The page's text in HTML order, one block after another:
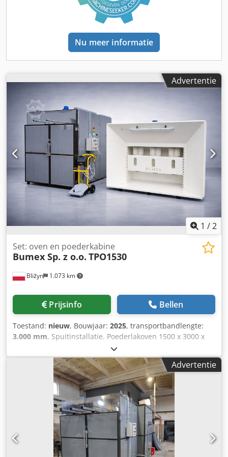
ontstoffingssystemen, afzuigsystemen en industriële
recuperatie. KIES BUMEXBUMEX SP. Z O.O. Zeer hoge
kwaliteit van op de markt aangeboden machines.
Professioneel advies en service. Garantie. Garantie en
service na garantie. Volledige technische documentatie.
100% klanttevredenheid. Alle BUMEX SP. Z O.O. WE
worden per keer afgesproken voor een bepaalde offerte.
Wij geven BTW-facturen uit. Korte levertijden! Mogelijkheid
om machines in verschillende, gepersonaliseerde
configuraties en afmetingen te bestellen! Aarzel niet om
contact met ons op te nemen.
Nu meer informatie
Advertentie
1 /2
Bliżyn 1.073 km
Set: oven en poederkabine
Bumex Sp. z o.o. TPO1530
Prijsinfo Bellen
Toestand: nieuw, Bouwjaar: 2025, transportbandlengte:
3.000 mm, Spuitinstallatie. Poederlakoven 1500 x 3000 x
1800 mm Poederlakkabine 2800 x 2200 mm Wagner
spuitinstallatie Oven/Droger Technische gegevens:
Werkafmetingen: 1500 x 3000 x 1800 mm met NIKO 24.000
hangrailsysteem • Vermogensopname: 43 kW • Maximale
bedrijfstemperatuur: 220 °C Uitrusting: • NIKO 24.000
hangrailsysteem Csdpsguku Uefx Agueha • Convectie
(gelijke temperatuur in de hele oven) • 2 x ventilatoren voor
luchtcirculatie • Veiligheidssloten voor openen en sluiten.
Poederlakkabine: • Werkinhoud: 2800 x 2200 mm •
Ventilatorvermogen: 2,2 kW • Ventilatorcapaciteit: 10.500
m³/u • Zeer stille werking • Automatische filterreiniging •
Advertentie